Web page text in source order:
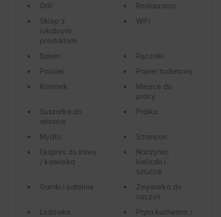
Grill
Restauracja
Sklep z
lokalnymi
produktami
WiFi
Basen
Ręczniki
Pościel
Papier toaletowy
Kominek
Miejsce do
pracy
Suszarka do
włosów
Pralka
Mydło
Szampon
Ekspres do kawy
/ kawiarka
Naczynia,
kieliszki i
sztućce
Garnki i patelnie
Zmywarka do
naczyń
Lodówka
Płyta kuchenna /